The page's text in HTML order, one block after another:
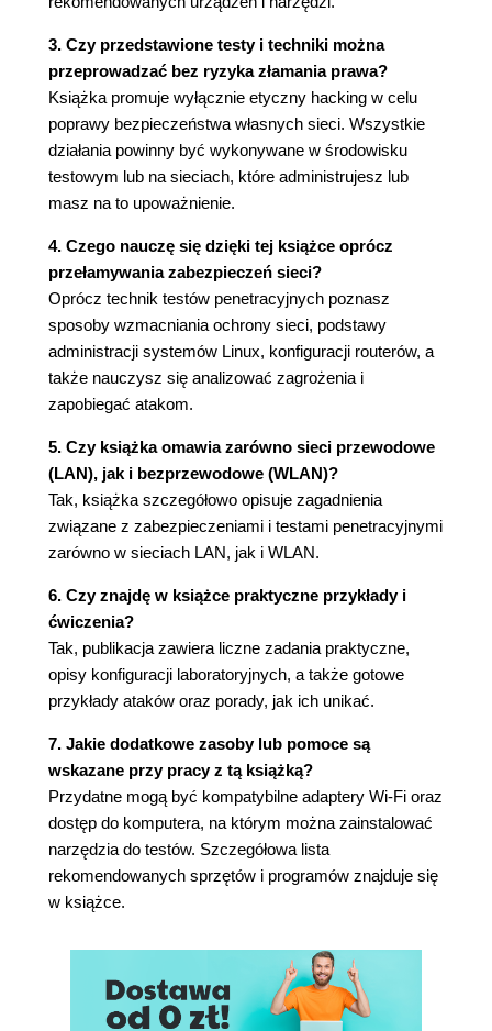
4.2.11. Podział konsoli
4.2.12. Konto root
4.2.13. Inne przydatne polecenia
4.3. Podsumowanie
Rozdział 5. Do czego adapter sieciowy?
5.1. Czym różni się Wi-Fi od WLAN?
5.1.1. Technologie Wi-Fi
5.2. Jakie opcje powinien mieć adapter, aby w
książce?
5.3. Lista adapterów kompatybilnych z Kali
Linux
5.4. Adaptery, z których ja korzystam
5.5. Instalacja sterowników
5.5.1. Dodanie adapterów do maszyn
wirtualnych
5.5.3. Parrot OS
5.6. Adapter podłączony do huba
5.7. Podsumowanie
Rozdział 6. Maszyny wirtualne, które przydadzą
się do testów
6.1. Microsoft Windows 11
6.2. Instalacja Ubuntu 24.04.1 LTS
6.3. Podsumowanie
Rozdział 7. Na zakończenie - etyka
Część II. Łamanie zabezpieczeń sieci WLAN
Rozdział 8. Niezbędna wiedza związana z
8.1. Jak powstaje sieć?
8.2. Komunikacja w sieci
8.3. Po co adres IP?
8.4. Adresacja IP
8.5. Z czego składa się adres IP?
8.6. Zewnętrzny a lokalny adres IP
8.7. Podsumowanie
Rozdział 9. Informacje wokół nas
3. Czy przedstawione testy i techniki można
przeprowadzać bez ryzyka złamania prawa?
Książka promuje wyłącznie etyczny hacking w celu
poprawy bezpieczeństwa własnych sieci. Wszystkie
działania powinny być wykonywane w środowisku
testowym lub na sieciach, które administrujesz lub
masz na to upoważnienie.
4. Czego nauczę się dzięki tej książce oprócz
przełamywania zabezpieczeń sieci?
Oprócz technik testów penetracyjnych poznasz
sposoby wzmacniania ochrony sieci, podstawy
administracji systemów Linux, konfiguracji routerów, a
także nauczysz się analizować zagrożenia i
zapobiegać atakom.
5. Czy książka omawia zarówno sieci przewodowe
(LAN), jak i bezprzewodowe (WLAN)?
Tak, książka szczegółowo opisuje zagadnienia
związane z zabezpieczeniami i testami penetracyjnymi
zarówno w sieciach LAN, jak i WLAN.
6. Czy znajdę w książce praktyczne przykłady i
ćwiczenia?
Tak, publikacja zawiera liczne zadania praktyczne,
opisy konfiguracji laboratoryjnych, a także gotowe
przykłady ataków oraz porady, jak ich unikać.
7. Jakie dodatkowe zasoby lub pomoce są
wskazane przy pracy z tą książką?
Przydatne mogą być kompatybilne adaptery Wi-Fi oraz
dostęp do komputera, na którym można zainstalować
narzędzia do testów. Szczegółowa lista
rekomendowanych sprzętów i programów znajduje się
w książce.